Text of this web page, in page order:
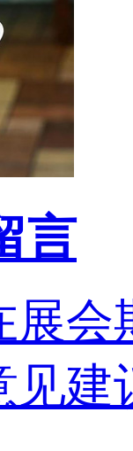
言
展
见建